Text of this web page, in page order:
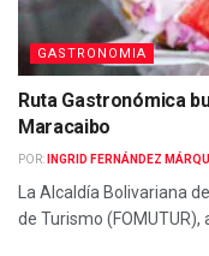
GASTRONOMIA
Ruta Gastronómica
Maracaibo
POR: INGRID FERNÁNDEZ
La Alcaldía Bolivariana
de Turismo